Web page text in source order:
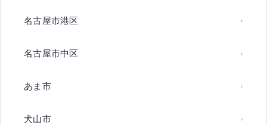
名古屋市港区
名古屋市中区
あま市
犬山市